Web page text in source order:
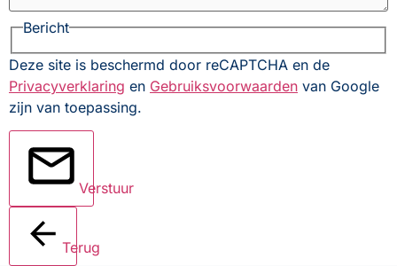
Bericht
Deze site is beschermd door reCAPTCHA en de
Privacyverklaring en Gebruiksvoorwaarden van Google
zijn van toepassing.
Verstuur
Terug